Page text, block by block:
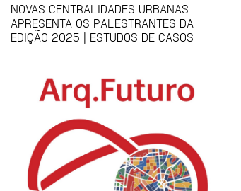
NOVAS CENTRALIDADES URBANAS
APRESENTA OS PALESTRANTES DA
EDIÇÃO 2025 | ESTUDOS DE CASOS